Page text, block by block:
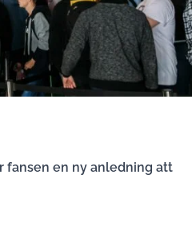
fansen en ny anledning att